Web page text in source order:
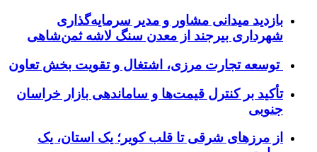
بازدید میدانی مشاور و مدیر سرمایه‌گذاری
شهرداری بیرجند از معدن سنگ لاشه ثمن‌شاهی
توسعه تجارت مرزی، اشتغال و تقویت بخش تعاون
تأکید بر کنترل قیمت‌ها و ساماندهی بازار خراسان
جنوبی
از مرزهای شرقی تا قلب کویر؛ یک استان، یک